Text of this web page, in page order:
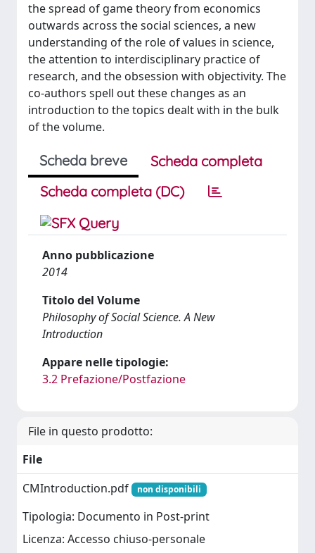
the spread of game theory from economics
outwards across the social sciences, a new
understanding of the role of values in science,
the attention to interdisciplinary practice of
research, and the obsession with objectivity. The
co-authors spell out these changes as an
introduction to the topics dealt with in the bulk
of the volume.
Scheda breve
Scheda completa
Scheda completa (DC)
Anno pubblicazione
2014
Titolo del Volume
Philosophy of Social Science. A New
Introduction
Appare nelle tipologie:
3.2 Prefazione/Postfazione
File in questo prodotto:
File
CMIntroduction.pdf
non disponibili
Tipologia: Documento in Post-print
Licenza: Accesso chiuso-personale